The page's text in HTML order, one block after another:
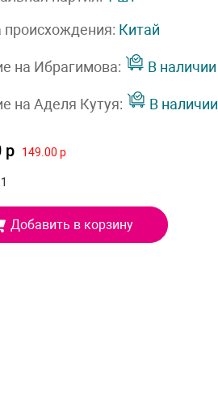
происхождения: Китай
на Ибрагимова: В наличии
на Аделя Кутуя: В наличии
р 149.00 р
Добавить в корзину